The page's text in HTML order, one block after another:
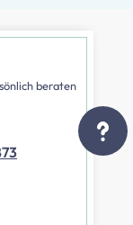
beraten